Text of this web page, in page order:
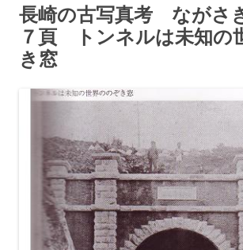
ス
キ
ッ
プ
長崎の古写真考 ながさ
７頁 トンネルは未知の
き窓